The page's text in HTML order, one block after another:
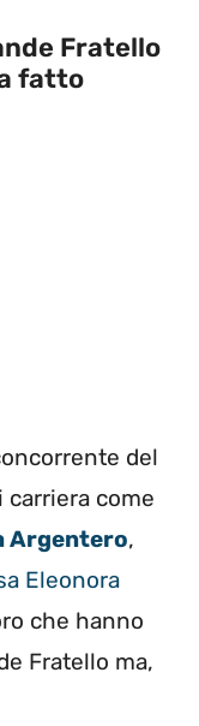
Fratello
fatto
del
carriera come
Argentero,
Eleonora
che hanno
Fratello ma,